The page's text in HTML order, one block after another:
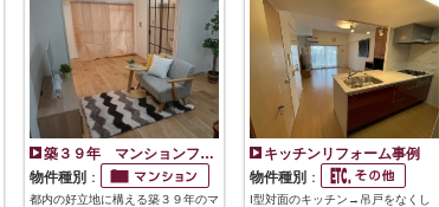
築３９年 マンションフ…
物件種別 ：
都内の好立地に構える築３９年のマ
キッチンリフォーム事例
物件種別 ：
I型対面のキッチン→吊戸をなくし